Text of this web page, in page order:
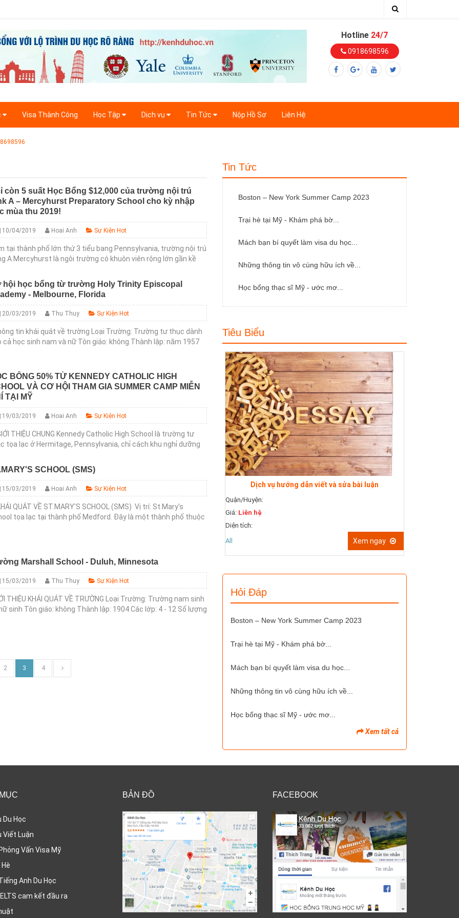
Hotline 24/7
0918698596
Visa Thành Công Học Tập Dịch vụ Tin Tức Nộp Hồ Sơ Liên Hệ
còn 5 suất Học Bổng $12,000 của trường nội trú
A – Mercyhurst Preparatory School cho kỳ nhập
mùa thu 2019!
10/04/2019 Hoai Anh Sự Kiện Hot
tại thành phố lớn thứ 3 tiểu bang Pennsylvania, trường nội trú
A Mercyhurst là ngôi trường có khuôn viên rộng lớn gần kề
hội học bổng từ trường Holy Trinity Episcopal
- Melbourne, Florida
20/03/2019 Thu Thuy Sự Kiện Hot
tin khái quát về trường Loại Trường: Trường tư thục dành
cả học sinh nam và nữ Tôn giáo: không Thành lập: năm 1957
BỔNG 50% TỪ KENNEDY CATHOLIC HIGH
VÀ CƠ HỘI THAM GIA SUMMER CAMP MIỄN
TẠI MỸ
19/03/2019 Hoai Anh Sự Kiện Hot
THIỆU CHUNG Kennedy Catholic High School là trường tư
tọa lạc ở Hermitage, Pennsylvania, chỉ cách khu nghỉ dưỡng
SCHOOL (SMS)
15/03/2019 Hoai Anh Sự Kiện Hot
QUÁT VỀ ST.MARY'S SCHOOL (SMS) Vị trí: St.Mary's
tọa lạc tại thành phố Medford. Đây là một thành phố thuộc
Marshall School - Duluh, Minnesota
15/03/2019 Thu Thuy Sự Kiện Hot
THIỆU KHÁI QUÁT VỀ TRƯỜNG Loại Trường: Trường nam sinh
sinh Tôn giáo: không Thành lập: 1904 Các lớp: 4 - 12 Số lượng
2 3 4
Tin Tức
Boston – New York Summer Camp 2023
Trại hè tại Mỹ - Khám phá bờ...
Mách bạn bí quyết làm visa du học...
Những thông tin vô cùng hữu ích về...
Học bổng thạc sĩ Mỹ - ước mơ...
Tiêu Biểu
bổng Mỹ
Dịch vụ tư vấn du học Mỹ
Quận/Huyện:
Diện tích:
Dịch vụ hướng dẫn viết và sửa bài luận
Quận/Huyện:
Giá: Liên hệ
Diện tích:
All
Xem ngay
Hỏi Đáp
Boston – New York Summer Camp 2023
Trại hè tại Mỹ - Khám phá bờ...
Mách bạn bí quyết làm visa du học...
Những thông tin vô cùng hữu ích về...
Học bổng thạc sĩ Mỹ - ước mơ...
Xem tất cả
Du Học
Viết Luận
Vấn Visa Mỹ
Anh Du Học
cam kết đầu ra
BẢN ĐỒ FACEBOOK